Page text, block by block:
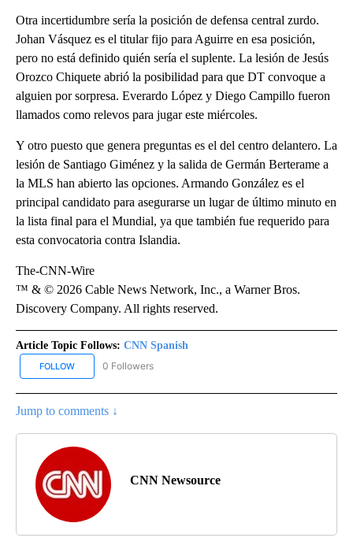
Otra incertidumbre sería la posición de defensa central zurdo.
Johan Vásquez es el titular fijo para Aguirre en esa posición,
pero no está definido quién sería el suplente. La lesión de Jesús
Orozco Chiquete abrió la posibilidad para que DT convoque a
alguien por sorpresa. Everardo López y Diego Campillo fueron
llamados como relevos para jugar este miércoles.
Y otro puesto que genera preguntas es el del centro delantero. La
lesión de Santiago Giménez y la salida de Germán Berterame a
la MLS han abierto las opciones. Armando González es el
principal candidato para asegurarse un lugar de último minuto en
la lista final para el Mundial, ya que también fue requerido para
esta convocatoria contra Islandia.
The-CNN-Wire
™ & © 2026 Cable News Network, Inc., a Warner Bros.
Discovery Company. All rights reserved.
Article Topic Follows: CNN Spanish
FOLLOW FOLLOW "CNN SPANISH" TO RECEIVE NOTIFICATIONS ABOUT
0 Followers
Jump to comments ↓
CNN Newsource